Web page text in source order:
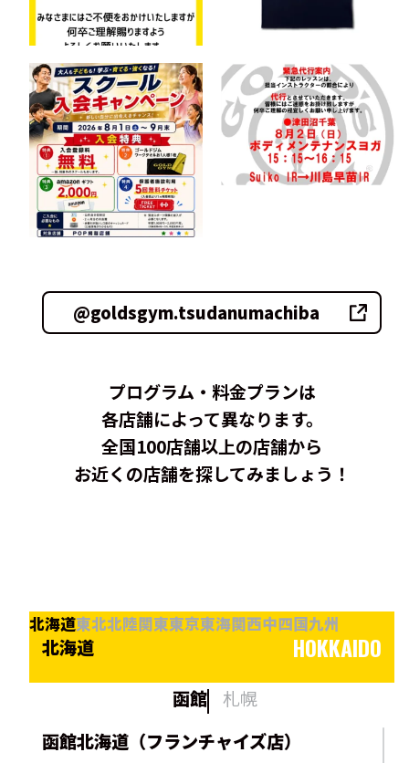
@goldsgym.tsudanumachiba
プログラム・料金プランは
各店舗によって異なります。
全国100店舗以上の店舗から
お近くの店舗を探してみましょう！
北海道東北北陸関東東京東海関西中四国九州
北海道 HOKKAIDO
函館
札幌
函館北海道（フランチャイズ店）